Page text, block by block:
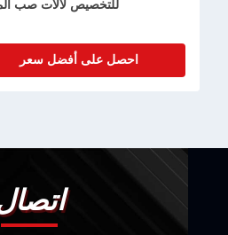
للتخصيص لآلات صب المعادن
احصل على أفضل سعر
اتصال